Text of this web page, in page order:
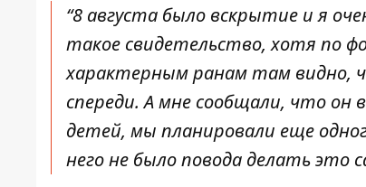
“8 августа было вскрытие и я
такое свидетельство, хотя по
характерным ранам там видно,
спереди. А мне сообщали, что он
детей, мы планировали еще
него не было повода делать это